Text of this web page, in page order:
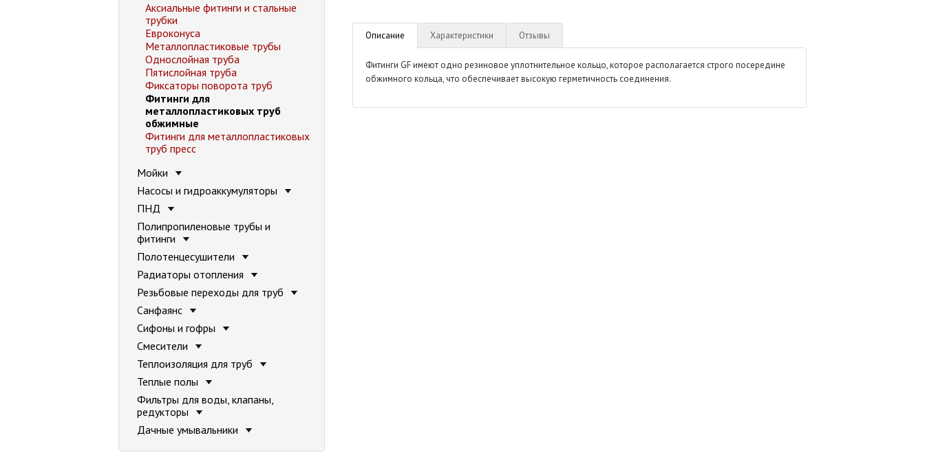
Описание Характеристики Отзывы
Фитинги GF имеют одно резиновое уплотнительное кольцо, которое располагается строго посередине
обжимного кольца, что обеспечивает высокую герметичность соединения.
Аксиальные фитинги и стальные
трубки
Евроконуса
Металлопластиковые трубы
Однослойная труба
Пятислойная труба
Фиксаторы поворота труб
Фитинги для
металлопластиковых труб
обжимные
Фитинги для металлопластиковых
труб пресс
Мойки
Насосы и гидроаккумуляторы
ПНД
Полипропиленовые трубы и
фитинги
Полотенцесушители
Радиаторы отопления
Резьбовые переходы для труб
Санфаянс
Сифоны и гофры
Смесители
Теплоизоляция для труб
Теплые полы
Фильтры для воды, клапаны,
редукторы
Дачные умывальники